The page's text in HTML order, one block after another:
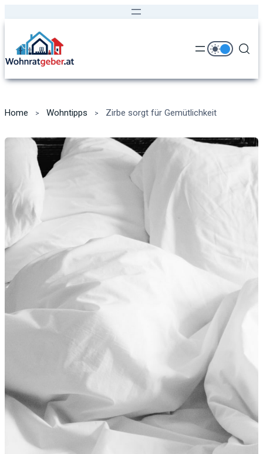
Home Wohntipps Zirbe sorgt für Gemütlichkeit